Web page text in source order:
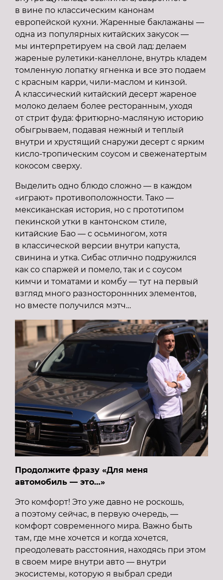
в вине по классическим канонам
европейской кухни. Жаренные баклажаны —
одна из популярных китайских закусок —
мы интерпретируем на свой лад: делаем
жареные рулетики-канеллоне, внутрь кладем
томленную лопатку ягненка и все это подаем
с красным карри, чили-маслом и кинзой.
А классический китайский десерт жареное
молоко делаем более ресторанным, уходя
от стрит фуда: фритюрно-масляную историю
обыгрываем, подавая нежный и теплый
внутри и хрустящий снаружи десерт с ярким
кисло-тропическим соусом и свеженатертым
кокосом сверху.
Выделить одно блюдо сложно — в каждом
«играют» противоположности. Тако —
мексиканская история, но с прототипом
пекинской утки в кантонском стиле,
китайские Бао — с осьминогом, хотя
в классической версии внутри капуста,
свинина и утка. Сибас отлично подружился
как со спаржей и помело, так и с соусом
кимчи и томатами и комбу — тут на первый
взгляд много разностороннних элементов,
но вместе получился мэтч…
Продолжите фразу «Для меня
автомобиль — это…»
Это комфорт! Это уже давно не роскошь,
а поэтому сейчас, в первую очередь, —
комфорт современного мира. Важно быть
там, где мне хочется и когда хочется,
преодолевать расстояния, находясь при этом
в своем мире внутри авто — внутри
экосистемы, которую я выбрал среди